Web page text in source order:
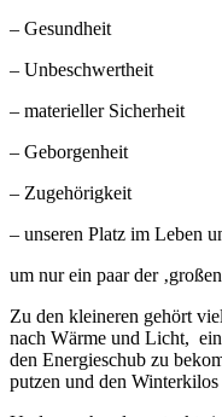
– Gesundheit
– Unbeschwertheit
– materieller Sicherheit
– Geborgenheit
– Zugehörigkeit
– unseren Platz im Leben
um nur ein paar der
Zu den kleineren gehört
nach Wärme und Licht,
den Energieschub zu
putzen und den